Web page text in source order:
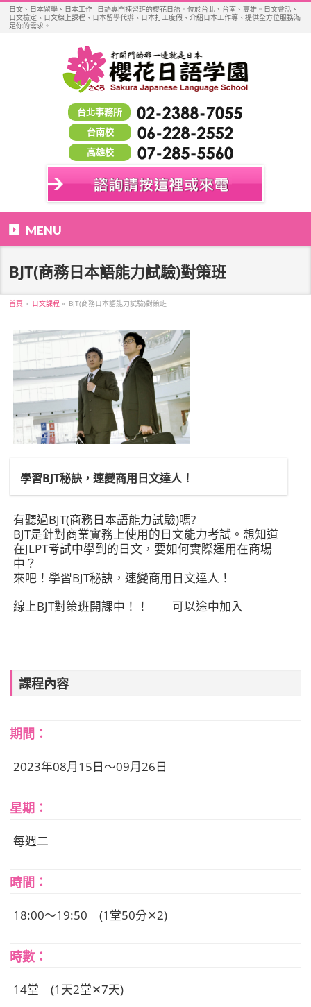
日文、日本留學、日本工作─日語專門補習班的櫻花日語。位於台北、台南、高雄。日文會話、
日文檢定、日文線上課程、日本留學代辦、日本打工度假、介紹日本工作等、提供全方位服務滿
足你的需求。
台北事務所
台南校
高雄校
MENU
BJT(商務日本語能力試驗)對策班
首頁 » 日文課程 » BJT(商務日本語能力試驗)對策班
學習BJT秘訣，速變商用日文達人！
有聽過BJT(商務日本語能力試驗)嗎?
BJT是針對商業實務上使用的日文能力考試。想知道
在JLPT考試中學到的日文，要如何實際運用在商場
中？
來吧！學習BJT秘訣，速變商用日文達人！
線上BJT對策班開課中！！ 可以途中加入
課程內容
期間：
2023年08月15日～09月26日
星期：
每週二
時間：
18:00～19:50 (1堂50分✕2)
時數：
14堂 (1天2堂✕7天)